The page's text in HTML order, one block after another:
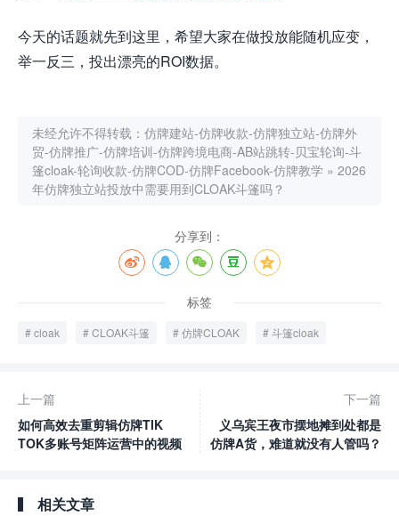
今天的话题就先到这里，希望大家在做投放能随机应变，
举一反三，投出漂亮的ROI数据。
未经允许不得转载： 仿牌建站-仿牌收款-仿牌独立站-仿牌外
贸-仿牌推广-仿牌培训-仿牌跨境电商-AB站跳转-贝宝轮询-斗
篷cloak-轮询收款-仿牌COD-仿牌Facebook-仿牌教学 » 2026
年仿牌独立站投放中需要用到CLOAK斗篷吗？
分享到：
标签
cloak CLOAK斗篷 仿牌CLOAK 斗篷cloak
上一篇
如何高效去重剪辑仿牌TIK
TOK多账号矩阵运营中的视频
下一篇
义乌宾王夜市摆地摊到处都是
仿牌A货，难道就没有人管吗？
相关文章